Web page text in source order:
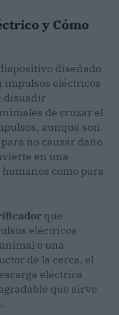
y Cómo
diseñado
impulsos eléctricos
disuadir
de cruzar el
aunque son
no causar daño
en una
como para
que
eléctricos
o una
de la cerca, el
eléctrica
que sirve